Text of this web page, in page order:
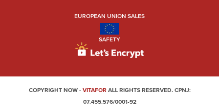
EUROPEAN UNION SALES
SAFETY
COPYRIGHT NOW -VITAFORALL RIGHTS RESERVED. CPNJ:
07.455.576/0001-92